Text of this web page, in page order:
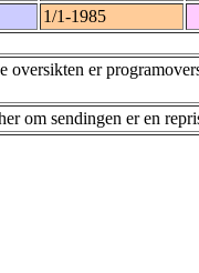
1/1-1985
oversikten er
om sendingen er en